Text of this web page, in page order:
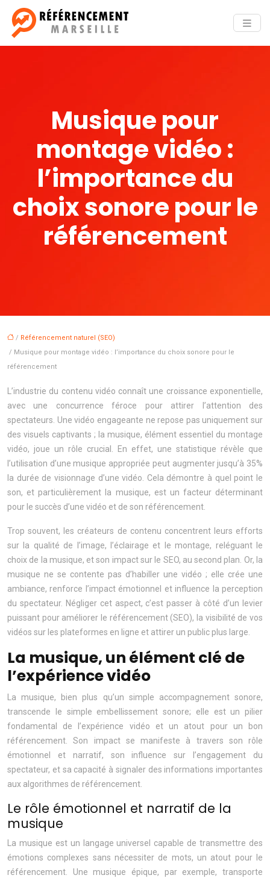
Musique pour
montage vidéo :
l’importance du
choix sonore pour le
référencement
/ Référencement naturel (SEO)
/ Musique pour montage vidéo : l’importance du choix sonore pour le
référencement
L’industrie du contenu vidéo connaît une croissance exponentielle,
avec une concurrence féroce pour attirer l’attention des
spectateurs. Une vidéo engageante ne repose pas uniquement sur
des visuels captivants ; la musique, élément essentiel du montage
vidéo, joue un rôle crucial. En effet, une statistique révèle que
l’utilisation d’une musique appropriée peut augmenter jusqu’à 35%
la durée de visionnage d’une vidéo. Cela démontre à quel point le
son, et particulièrement la musique, est un facteur déterminant
pour le succès d’une vidéo et de son référencement.
Trop souvent, les créateurs de contenu concentrent leurs efforts
sur la qualité de l’image, l’éclairage et le montage, reléguant le
choix de la musique, et son impact sur le SEO, au second plan. Or, la
musique ne se contente pas d’habiller une vidéo ; elle crée une
ambiance, renforce l’impact émotionnel et influence la perception
du spectateur. Négliger cet aspect, c’est passer à côté d’un levier
puissant pour améliorer le référencement (SEO), la visibilité de vos
vidéos sur les plateformes en ligne et attirer un public plus large.
La musique, un élément clé de
l’expérience vidéo
La musique, bien plus qu’un simple accompagnement sonore,
transcende le simple embellissement sonore; elle est un pilier
fondamental de l’expérience vidéo et un atout pour un bon
référencement. Son impact se manifeste à travers son rôle
émotionnel et narratif, son influence sur l’engagement du
spectateur, et sa capacité à signaler des informations importantes
aux algorithmes de référencement.
Le rôle émotionnel et narratif de la
musique
La musique est un langage universel capable de transmettre des
émotions complexes sans nécessiter de mots, un atout pour le
référencement. Une musique épique, par exemple, transporte